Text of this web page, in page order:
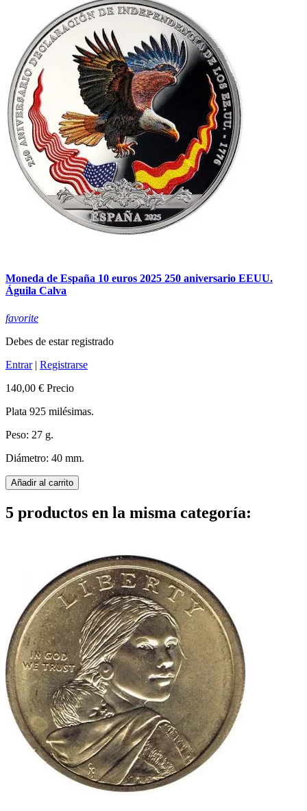
Moneda de España 10 euros 2025 250 aniversario EEUU.
Águila Calva
favorite
Debes de estar registrado
Entrar| Registrarse
140,00 € Precio
Plata 925 milésimas.
Peso: 27 g.
Diámetro: 40 mm.
Añadir al carrito
5 productos en la misma categoría: